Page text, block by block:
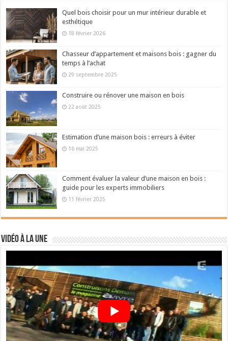
Quel bois choisir pour un mur intérieur durable et
esthétique
18 février 2026
Chasseur d’appartement et maisons bois : gagner du
temps à l’achat
29 septembre 2025
Construire ou rénover une maison en bois
22 août 2025
Estimation d’une maison bois : erreurs à éviter
16 mai 2025
Comment évaluer la valeur d’une maison en bois :
guide pour les experts immobiliers
11 février 2025
Vidéo à la Une